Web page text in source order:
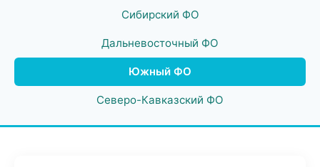
Сибирский ФО
Дальневосточный ФО
Южный ФО
Северо-Кавказский ФО